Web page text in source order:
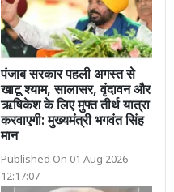
पंजाब सरकार पहली अगस्त से
खाटू श्याम, सालासर, वृंदावन और
ऋषिकेश के लिए मुफ्त तीर्थ यात्रा
करवाएगी: मुख्यमंत्री भगवंत सिंह
मान
Published On 01 Aug 2026
12:17:07